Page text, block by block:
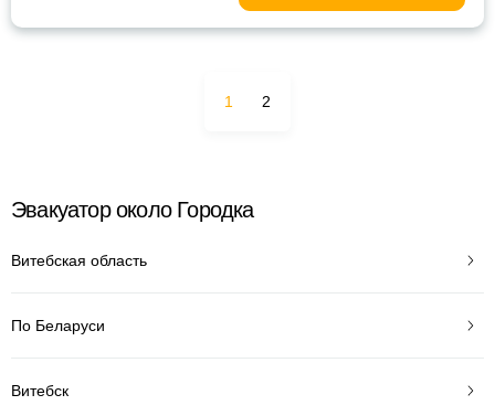
1 2
Эвакуатор около Городка
Витебская область
По Беларуси
Витебск